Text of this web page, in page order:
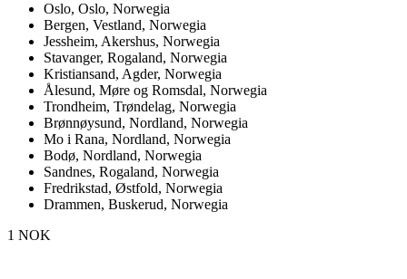
Oslo, Oslo, Norwegia
Bergen, Vestland, Norwegia
Jessheim, Akershus, Norwegia
Stavanger, Rogaland, Norwegia
Kristiansand, Agder, Norwegia
Ålesund, Møre og Romsdal, Norwegia
Trondheim, Trøndelag, Norwegia
Brønnøysund, Nordland, Norwegia
Mo i Rana, Nordland, Norwegia
Bodø, Nordland, Norwegia
Sandnes, Rogaland, Norwegia
Fredrikstad, Østfold, Norwegia
Drammen, Buskerud, Norwegia
1 NOK